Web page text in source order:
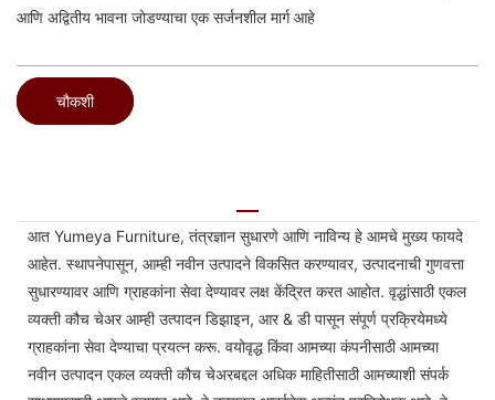
आणि अद्वितीय भावना जोडण्याचा एक सर्जनशील मार्ग आहे
चौकशी
आत Yumeya Furniture, तंत्रज्ञान सुधारणे आणि नाविन्य हे आमचे मुख्य फायदे
आहेत. स्थापनेपासून, आम्ही नवीन उत्पादने विकसित करण्यावर, उत्पादनाची गुणवत्ता
सुधारण्यावर आणि ग्राहकांना सेवा देण्यावर लक्ष केंद्रित करत आहोत. वृद्धांसाठी एकल
व्यक्ती कौच चेअर आम्ही उत्पादन डिझाइन, आर & डी पासून संपूर्ण प्रक्रियेमध्ये
ग्राहकांना सेवा देण्याचा प्रयत्न करू. वयोवृद्ध किंवा आमच्या कंपनीसाठी आमच्या
नवीन उत्पादन एकल व्यक्ती कौच चेअरबद्दल अधिक माहितीसाठी आमच्याशी संपर्क